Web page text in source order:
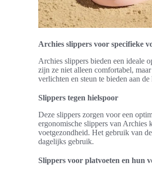
Archies slippers voor specifieke
Archies slippers bieden een ideale
zijn ze niet alleen comfortabel,
verlichten en steun te bieden aan
Slippers tegen hielspoor
Deze slippers zorgen voor een
ergonomische slippers van Archies
voetgezondheid. Het gebruik van
dagelijks gebruik.
Slippers voor platvoeten en hun